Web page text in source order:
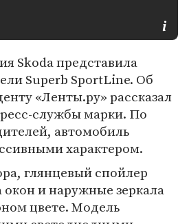
Skoda представила
Superb SportLine. Об
«Ленты.ру» рассказал
службы марки. По
автомобиль
характером.
глянцевый спойлер
окон и наружные зеркала
цвете. Модель